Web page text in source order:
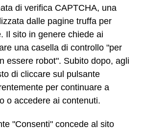
di verifica CAPTCHA, una
dalle pagine truffa per
Il sito in genere chiede ai
una casella di controllo "per
essere robot". Subito dopo, agli
di cliccare sul pulsante
per continuare a
o accedere ai contenuti.
"Consenti" concede al sito